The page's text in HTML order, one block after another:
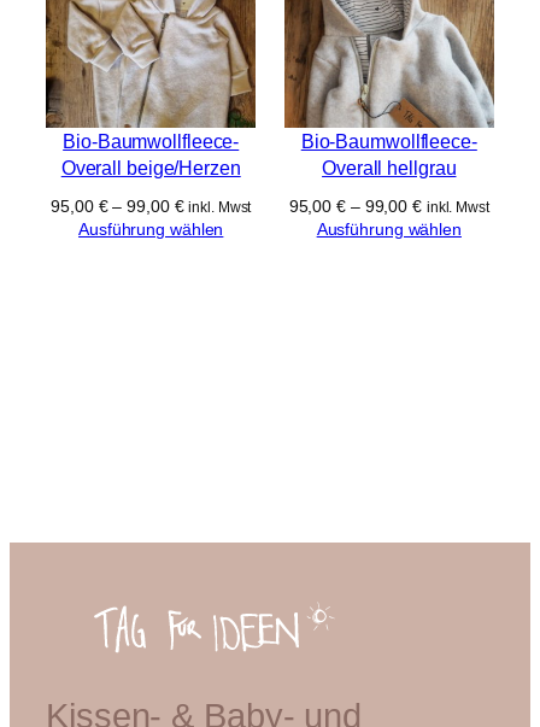
Bio-Baumwollfleece-
Overall beige/Herzen
95,00 €–99,00 € inkl. Mwst
Ausführung wählen
Bio-Baumwollfleece-
Overall hellgrau
95,00€– 99,00€ inkl. Mwst
Ausführung wählen
Kissen- & Baby- und